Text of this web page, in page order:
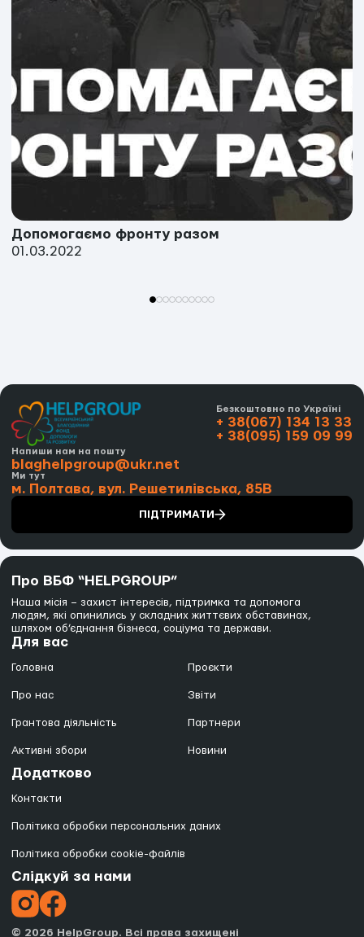
Допомогаємо фронту разом
01.03.2022
Безкоштовно по Україні
+ 38(067) 134 13 33
+ 38(095) 159 09 99
Напиши нам на пошту
blaghelpgroup@ukr.net
Ми тут
м. Полтава, вул. Решетилівська, 85В
ПІДТРИМАТИ
Про ВБФ “HELPGROUP”
Наша місія – захист інтересів, підтримка та допомога
людям, які опинились у складних життєвих обставинах,
шляхом об’єднання бізнеса, соціума та держави.
Для вас
Головна
Про нас
Грантова діяльність
Активні збори
Проєкти
Звіти
Партнери
Новини
Додатково
Контакти
Політика обробки персональних даних
Політика обробки cookie-файлів
Слідкуй за нами
© 2026 HelpGroup. Всі права захищені